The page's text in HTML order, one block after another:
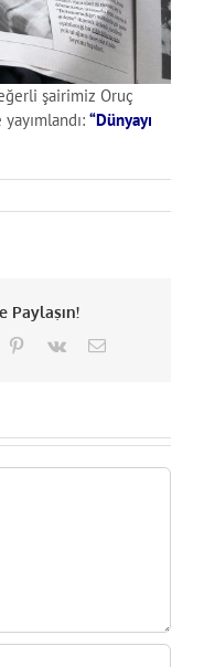
şairimiz Oruç
“Dünyayı
Paylaşın!
Pinterest
Vk Email